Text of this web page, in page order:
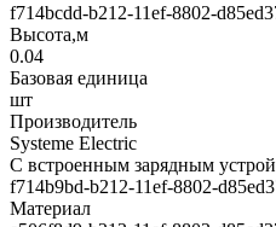
f714bcdd-b212-11ef-8802-
Высота,м
0.04
Базовая единица
шт
Производитель
Systeme Electric
С встроенным зарядным
f714b9bd-b212-11ef-8802-
Материал